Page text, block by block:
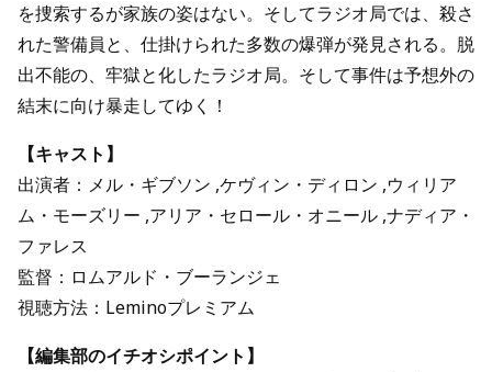
を捜索するが家族の姿はない。そしてラジオ局では、殺さ
れた警備員と、仕掛けられた多数の爆弾が発見される。脱
出不能の、牢獄と化したラジオ局。そして事件は予想外の
結末に向け暴走してゆく！
【キャスト】
出演者：メル・ギブソン ,ケヴィン・ディロン ,ウィリア
ム・モーズリー ,アリア・セロール・オニール ,ナディア・
ファレス
監督：ロムアルド・ブーランジェ
視聴方法：Leminoプレミアム
【編集部のイチオシポイント】